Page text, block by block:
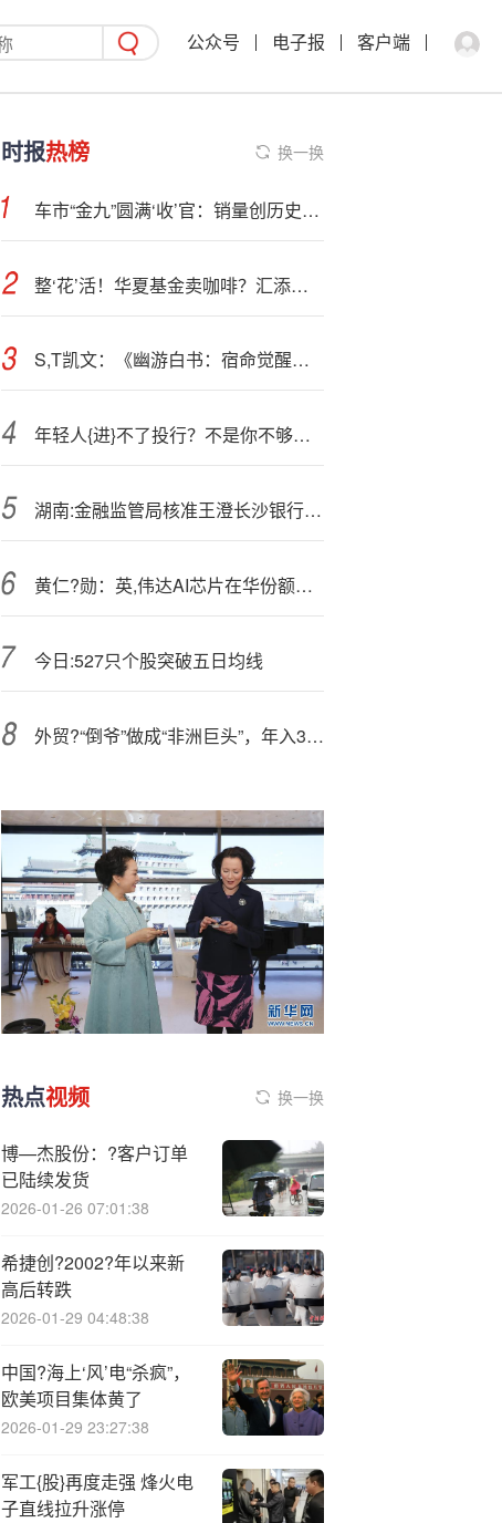
公众号 电子报 客户端
时报热榜 换一换
车市“金九”圆满‘收’官：销量创历史新高
整‘花’活！华夏基金卖咖啡？汇添富开机场贵宾厅？
S,T凯文：《幽游白书：宿命觉醒》已经取得版号
年轻人{进}不了投行？不是你不够优秀，是这行早不是以前的样子了
湖南:金融监管局核准王澄长沙银行永州分行副行长任职资格
黄仁?勋：英,伟达AI芯片在华份额由95%暴跌至0%！
今日:527只个股突破五日均线
外贸?“倒爷”做成“非洲巨头”，年入32亿冲刺IPO！|IPO直通车
热点视频 换一换
博—杰股份：?客户订单
已陆续发货
2026-01-26 07:01:38
希捷创?2002?年以来新
高后转跌
2026-01-29 04:48:38
中国?海上‘风’电“杀疯”，
欧美项目集体黄了
2026-01-29 23:27:38
军工{股}再度走强 烽火电
子直线拉升涨停